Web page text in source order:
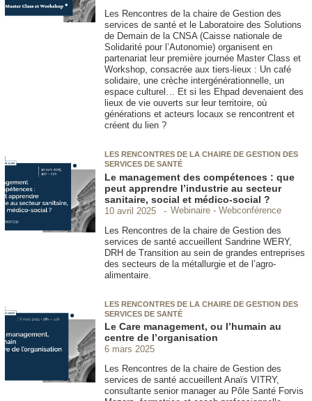
Les Rencontres de la chaire de Gestion des
services de santé et le Laboratoire des Solutions
de Demain de la CNSA (Caisse nationale de
Solidarité pour l’Autonomie) organisent en
partenariat leur première journée Master Class et
Workshop, consacrée aux tiers-lieux : Un café
solidaire, une crèche intergénérationnelle, un
espace culturel… Et si les Ehpad devenaient des
lieux de vie ouverts sur leur territoire, où
générations et acteurs locaux se rencontrent et
créent du lien ?
LES RENCONTRES DE LA CHAIRE DE GESTION DES
SERVICES DE SANTÉ
Le management des compétences : que
peut apprendre l’industrie au secteur
sanitaire, social et médico-social ?
10 avril 2025
Webinaire - Webconférence
Les Rencontres de la chaire de Gestion des
services de santé accueillent Sandrine WERY,
DRH de Transition au sein de grandes entreprises
des secteurs de la métallurgie et de l’agro-
alimentaire.
LES RENCONTRES DE LA CHAIRE DE GESTION DES
SERVICES DE SANTÉ
Le Care management, ou l’humain au
centre de l’organisation
6 mars 2025
Les Rencontres de la chaire de Gestion des
services de santé accueillent Anaïs VITRY,
consultante senior manager au Pôle Santé Forvis